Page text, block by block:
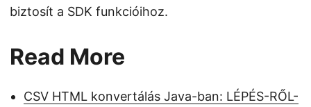
biztosít a SDK funkcióihoz.
Read More
CSV HTML konvertálás Java-ban: LÉPÉS-RŐL-